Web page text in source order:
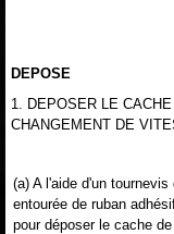
DEPOSE
1. DEPOSER LE
CHANGEMENT DE
(a) A l'aide d'un
entourée de ruban
pour déposer le cache